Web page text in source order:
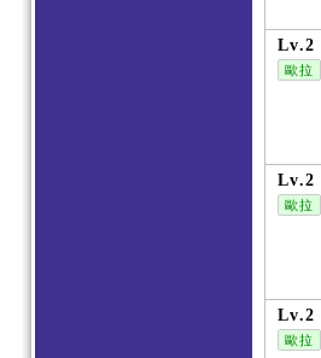
Lv.2
歐拉
Lv.2
歐拉
Lv.2
歐拉